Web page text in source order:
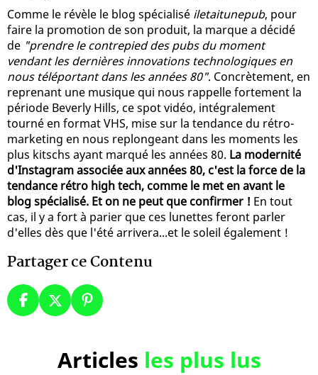
Comme le révèle le blog spécialisé iletaitunepub, pour
faire la promotion de son produit, la marque a décidé
de "prendre le contrepied des pubs du moment
vendant les dernières innovations technologiques en
nous téléportant dans les années 80". Concrètement, en
reprenant une musique qui nous rappelle fortement la
période Beverly Hills, ce spot vidéo, intégralement
tourné en format VHS, mise sur la tendance du rétro-
marketing en nous replongeant dans les moments les
plus kitschs ayant marqué les années 80. La modernité
d'Instagram associée aux années 80, c'est la force de la
tendance rétro high tech, comme le met en avant le
blog spécialisé. Et on ne peut que confirmer ! En tout
cas, il y a fort à parier que ces lunettes feront parler
d'elles dès que l'été arrivera...et le soleil également !
Partager ce Contenu
Articles les plus lus